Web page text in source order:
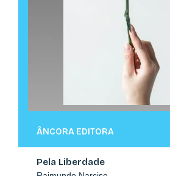
KALANDRAKA
A que sabe a Lua? (ed. normal)